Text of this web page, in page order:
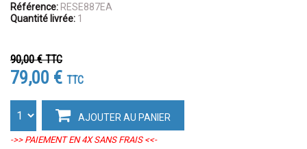
Référence: RESE887EA
Quantité livrée: 1
90,00 €TTC
79,00 € TTC
AJOUTER AU PANIER
->> PAIEMENT EN 4X SANS FRAIS <<-